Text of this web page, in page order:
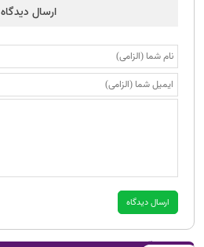
ارسال دیدگاه